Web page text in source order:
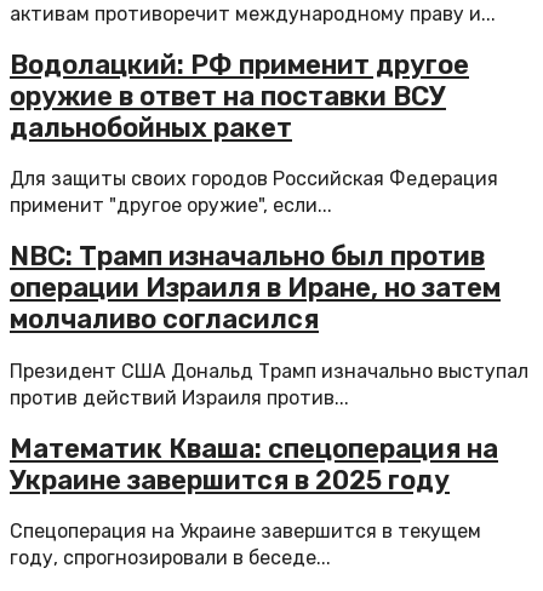
активам противоречит международному праву и...
Водолацкий: РФ применит другое
оружие в ответ на поставки ВСУ
дальнобойных ракет
Для защиты своих городов Российская Федерация
применит "другое оружие", если...
NBC: Трамп изначально был против
операции Израиля в Иране, но затем
молчаливо согласился
Президент США Дональд Трамп изначально выступал
против действий Израиля против...
Математик Кваша: спецоперация на
Украине завершится в 2025 году
Спецоперация на Украине завершится в текущем
году, спрогнозировали в беседе...